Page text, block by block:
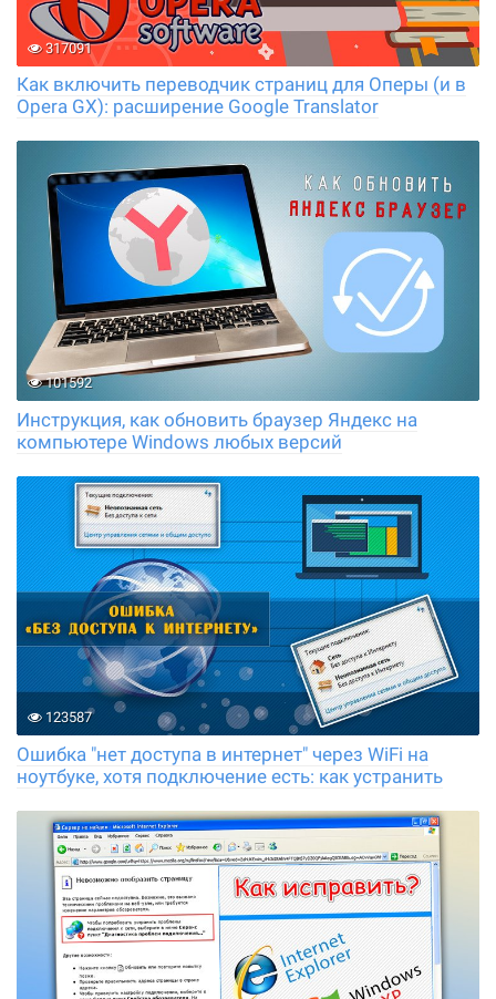
317091
Как включить переводчик страниц для Оперы (и в
Opera GX): расширение Google Translator
101592
Инструкция, как обновить браузер Яндекс на
компьютере Windows любых версий
123587
Ошибка "нет доступа в интернет" через WiFi на
ноутбуке, хотя подключение есть: как устранить